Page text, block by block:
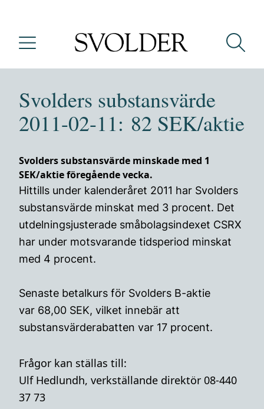
Svolders substansvärde
2011-02-11: 82 SEK/aktie
Svolders substansvärde minskade med 1
SEK/aktie föregående vecka.
Hittills under kalenderåret 2011 har Svolders
substansvärde minskat med 3 procent. Det
utdelningsjusterade småbolagsindexet CSRX
har under motsvarande tidsperiod minskat
med 4 procent.
Senaste betalkurs för Svolders B-aktie
var 68,00 SEK, vilket innebär att
substansvärderabatten var 17 procent.
Frågor kan ställas till:
Ulf Hedlundh, verkställande direktör 08-440
37 73